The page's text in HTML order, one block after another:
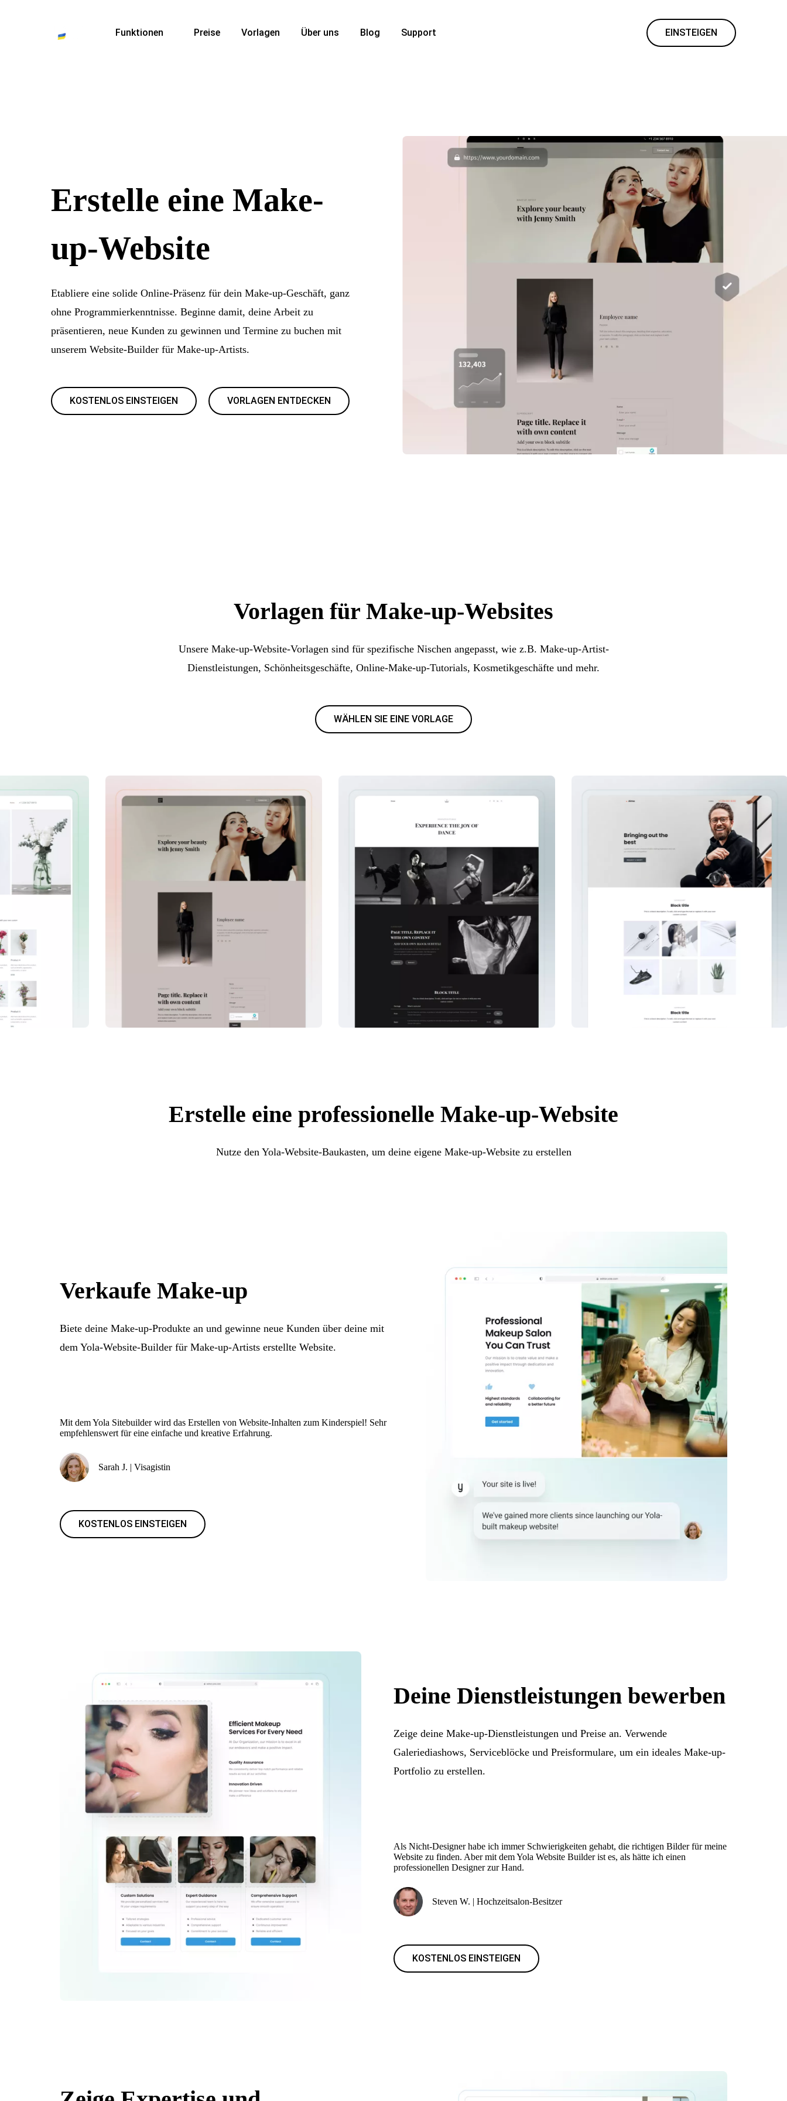
Funktionen Preise Vorlagen Über uns Blog Support EINSTEIGEN
Erstelle eine Make-
up-Website
Etabliere eine solide Online-Präsenz für dein Make-up-Geschäft, ganz
ohne Programmierkenntnisse. Beginne damit, deine Arbeit zu
präsentieren, neue Kunden zu gewinnen und Termine zu buchen mit
unserem Website-Builder für Make-up-Artists.
KOSTENLOS EINSTEIGEN VORLAGEN ENTDECKEN
Vorlagen für Make-up-Websites
Unsere Make-up-Website-Vorlagen sind für spezifische Nischen angepasst, wie z.B. Make-up-Artist-
Dienstleistungen, Schönheitsgeschäfte, Online-Make-up-Tutorials, Kosmetikgeschäfte und mehr.
WÄHLEN SIE EINE VORLAGE
Erstelle eine professionelle Make-up-Website
Nutze den Yola-Website-Baukasten, um deine eigene Make-up-Website zu erstellen
Verkaufe Make-up
Biete deine Make-up-Produkte an und gewinne neue Kunden über deine mit
dem Yola-Website-Builder für Make-up-Artists erstellte Website.
Mit dem Yola Sitebuilder wird das Erstellen von Website-Inhalten zum Kinderspiel! Sehr
empfehlenswert für eine einfache und kreative Erfahrung.
Sarah J. | Visagistin
KOSTENLOS EINSTEIGEN
Deine Dienstleistungen bewerben
Zeige deine Make-up-Dienstleistungen und Preise an. Verwende
Galeriediashows, Serviceblöcke und Preisformulare, um ein ideales Make-up-
Portfolio zu erstellen.
Als Nicht-Designer habe ich immer Schwierigkeiten gehabt, die richtigen Bilder für meine
Website zu finden. Aber mit dem Yola Website Builder ist es, als hätte ich einen
professionellen Designer zur Hand.
Steven W. | Hochzeitsalon-Besitzer
KOSTENLOS EINSTEIGEN